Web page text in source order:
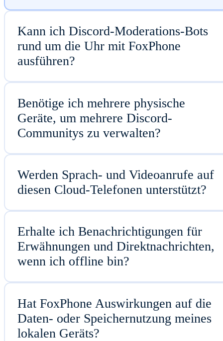
Kann ich Discord-Moderations-Bots
rund um die Uhr mit FoxPhone
ausführen?
Benötige ich mehrere physische
Geräte, um mehrere Discord-
Communitys zu verwalten?
Werden Sprach- und Videoanrufe auf
diesen Cloud-Telefonen unterstützt?
Erhalte ich Benachrichtigungen für
Erwähnungen und Direktnachrichten,
wenn ich offline bin?
Hat FoxPhone Auswirkungen auf die
Daten- oder Speichernutzung meines
lokalen Geräts?